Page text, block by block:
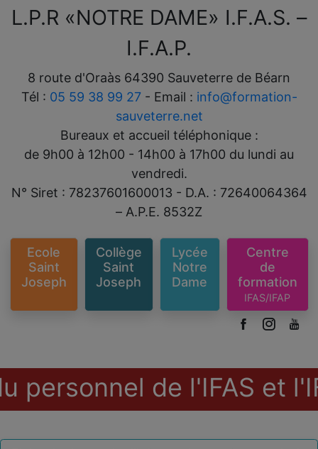
L.P.R «NOTRE DAME» I.F.A.S. –
I.F.A.P.
8 route d'Oraàs 64390 Sauveterre de Béarn
Tél : 05 59 38 99 27- Email : info@formation-
sauveterre.net
Bureaux et accueil téléphonique :
de 9h00 à 12h00 - 14h00 à 17h00 du lundi au
vendredi.
N° Siret : 78237601600013 - D.A. : 72640064364
– A.P.E. 8532Z
Ecole
Saint
Joseph
Collège
Saint
Joseph
Lycée
Notre
Dame
Centre
de
formation
IFAS/IFAP
de l'IFAS et